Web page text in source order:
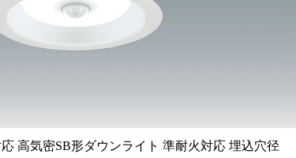
高気密SB形ダウンライト 準耐火対応 埋込穴径